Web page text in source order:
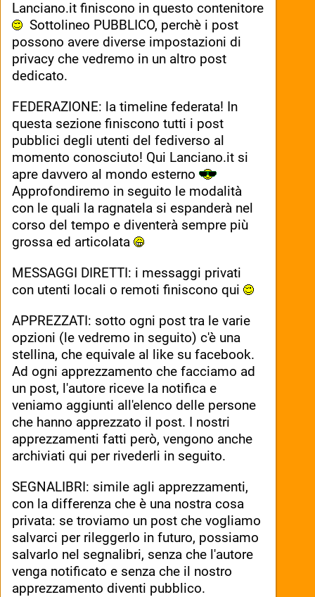
  Sottolineo PUBBLICO, perchè i post
possono avere diverse impostazioni di
privacy che vedremo in un altro post
dedicato.
FEDERAZIONE: la timeline federata! In
questa sezione finiscono tutti i post
pubblici degli utenti del fediverso al
momento conosciuto! Qui Lanciano.it si
apre davvero al mondo esterno
Approfondiremo in seguito le modalità
con le quali la ragnatela si espanderà nel
corso del tempo e diventerà sempre più
grossa ed articolata
MESSAGGI DIRETTI: i messaggi privati
con utenti locali o remoti finiscono qui
APPREZZATI: sotto ogni post tra le varie
opzioni (le vedremo in seguito) c'è una
stellina, che equivale al like su facebook.
Ad ogni apprezzamento che facciamo ad
un post, l'autore riceve la notifica e
veniamo aggiunti all'elenco delle persone
che hanno apprezzato il post. I nostri
apprezzamenti fatti però, vengono anche
archiviati qui per rivederli in seguito.
SEGNALIBRI: simile agli apprezzamenti,
con la differenza che è una nostra cosa
privata: se troviamo un post che vogliamo
salvarci per rileggerlo in futuro, possiamo
salvarlo nel segnalibri, senza che l'autore
venga notificato e senza che il nostro
apprezzamento diventi pubblico.